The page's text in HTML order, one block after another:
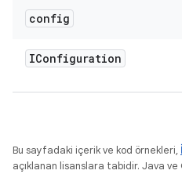
config
IConfiguration
Bu sayfadaki içerik ve kod örnekleri,
açıklanan lisanslara tabidir. Java